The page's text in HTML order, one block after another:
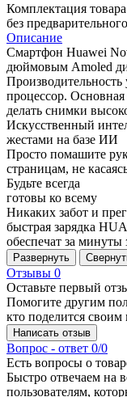
Комплектация
без
Описание
Смартфон Huawei
дюймовым Amoled
Производительность
процессор.
делать снимки
Искусственный
жестами на базе ИИ
Просто помашите
страницам, не
Будьте всегда
готовы ко всему
Никаких забот и
быстрая зарядка
обеспечат за минуты
Развернуть
Отзывы 0
Оставьте первый
Помогите другим
кто поделится
Написать отзыв
Вопрос - ответ 0/0
Есть вопросы о
Быстро отвечаем на
пользователям,